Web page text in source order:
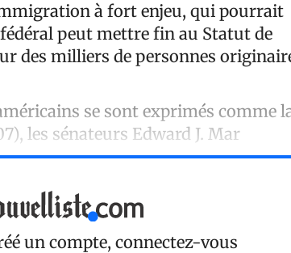
à fort enjeu, qui pourrait
peut mettre fin au Statut de
des milliers de personnes
se sont exprimés comme
les sénateurs Edward J. Mar
un compte, connectez-vous